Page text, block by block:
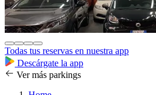
Todas tus reservas en nuestra app
Descárgate la app
Ver más parkings